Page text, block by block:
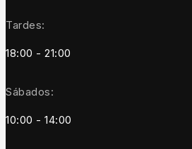
Tardes:
18:00 - 21:00
Sábados:
10:00 - 14:00